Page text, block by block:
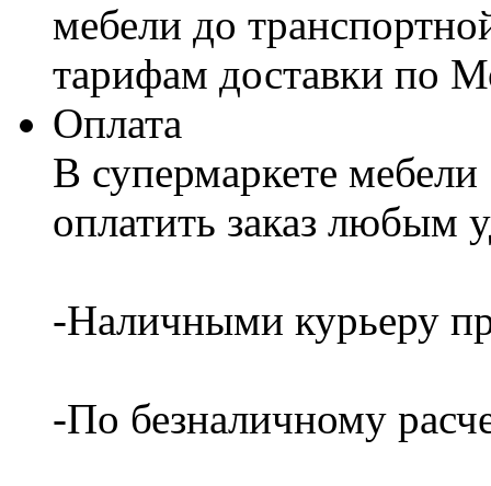
мебели до
тарифам доставки по
Оплата
В супермаркете
оплатить заказ любым
-Наличными курьеру
-По безналичному